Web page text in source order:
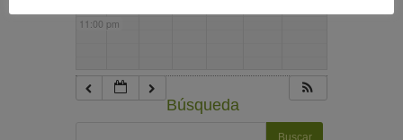
11:00 pm
Búsqueda